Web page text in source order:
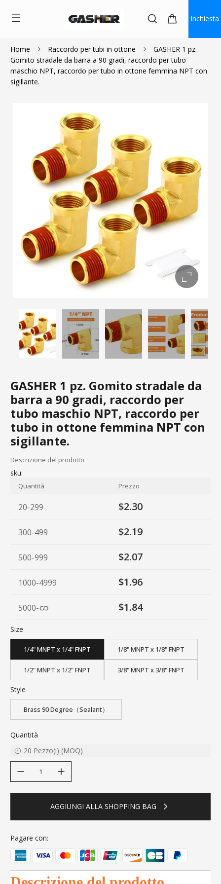
Inchiesta
Home Raccordo per tubi in ottone
GASHER 1 pz.
Gomito stradale da barra a 90 gradi, raccordo per tubo
maschio NPT, raccordo per tubo in ottone femmina NPT con
sigillante.
GASHER 1 pz. Gomito stradale da
barra a 90 gradi, raccordo per
tubo maschio NPT, raccordo per
tubo in ottone femmina NPT con
sigillante.
$1.84 ~$4.10
Descrizione del prodotto
sku:
Quantità Prezzo
20-299 $2.30
300-499 $2.19
500-999 $2.07
1000-4999 $1.96
5000- $1.84
Size
1/4" MNPT x 1/4" FNPT 1/8" MNPT x 1/8" FNPT
1/2" MNPT x 1/2" FNPT 3/8" MNPT x 3/8" FNPT
Style
Brass 90 Degree（Sealant）
Quantità
20 Pezzo(i) (MOQ)
AGGIUNGI ALLA SHOPPING BAG
Pagare con: